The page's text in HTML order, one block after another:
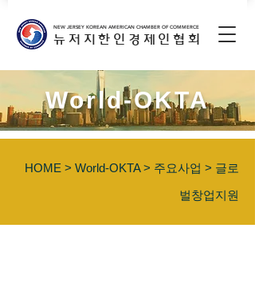
뉴저지한인경제인협회
NEW JERSEY KOREAN AMERICAN CHAMBER OF COMMERCE
World-OKTA
HOME > World-OKTA> 주요사업 > 글로
벌창업지원